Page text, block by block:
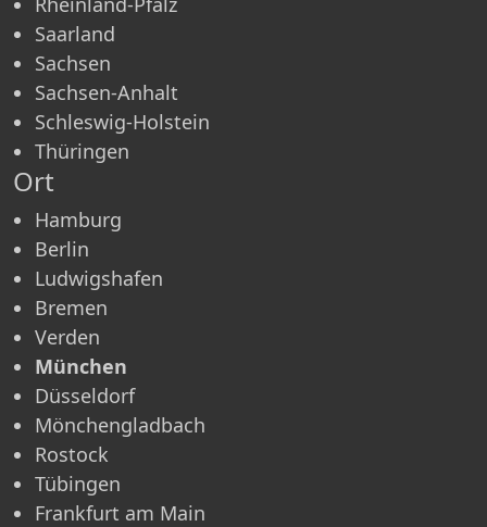
Saarland
Sachsen
Sachsen-Anhalt
Schleswig-Holstein
Thüringen
Ort
Hamburg
Berlin
Ludwigshafen
Bremen
Verden
München
Düsseldorf
Mönchen­gladbach
Rostock
Tübingen
Frankfurt am Main